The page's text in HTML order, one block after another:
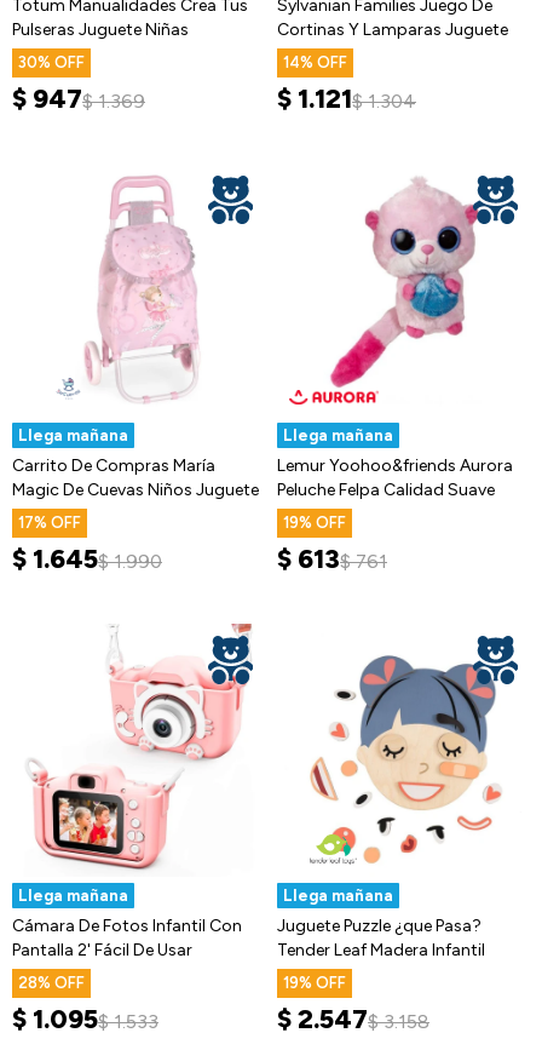
Totum Manualidades Crea Tus
Pulseras Juguete Niñas
30
$ 947$ 1.369
Sylvanian Families Juego De
Cortinas Y Lamparas Juguete
14
$ 1.121$ 1.304
Llega mañana
Carrito De Compras María
Magic De Cuevas Niños Juguete
17
$ 1.645$ 1.990
Llega mañana
Lemur Yoohoo&friends Aurora
Peluche Felpa Calidad Suave
19
$ 613$ 761
Llega mañana
Cámara De Fotos Infantil Con
Pantalla 2' Fácil De Usar
28
$ 1.095$ 1.533
Llega mañana
Juguete Puzzle ¿que Pasa?
Tender Leaf Madera Infantil
19
$2.547$ 3.158